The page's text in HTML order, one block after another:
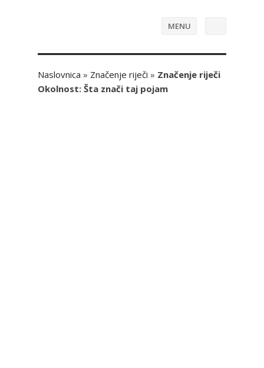
MENU
Naslovnica » Značenje riječi » Značenje riječi
Okolnost: Šta znači taj pojam